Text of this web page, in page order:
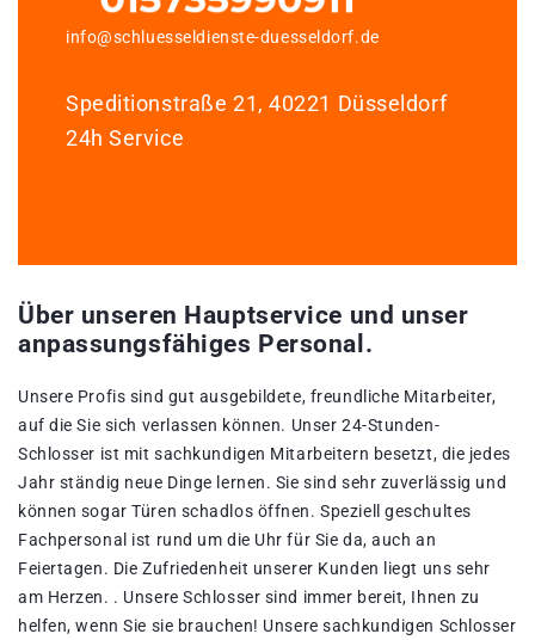
info@schluesseldienste-duesseldorf.de
Speditionstraße 21, 40221 Düsseldorf
24h Service
Über unseren Hauptservice und unser
anpassungsfähiges Personal.
Unsere Profis sind gut ausgebildete, freundliche Mitarbeiter,
auf die Sie sich verlassen können. Unser 24-Stunden-
Schlosser ist mit sachkundigen Mitarbeitern besetzt, die jedes
Jahr ständig neue Dinge lernen. Sie sind sehr zuverlässig und
können sogar Türen schadlos öffnen. Speziell geschultes
Fachpersonal ist rund um die Uhr für Sie da, auch an
Feiertagen. Die Zufriedenheit unserer Kunden liegt uns sehr
am Herzen. . Unsere Schlosser sind immer bereit, Ihnen zu
helfen, wenn Sie sie brauchen! Unsere sachkundigen Schlosser